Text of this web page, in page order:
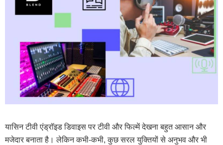
यासिन टीवी एंड्रॉइड डिवाइस पर टीवी और फिल्में देखना बहुत आसान और
मजेदार बनाता है। लेकिन कभी-कभी, कुछ सरल युक्तियों से अनुभव और भी